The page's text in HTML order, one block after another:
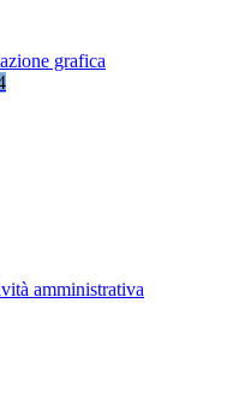
grafica
amministrativa